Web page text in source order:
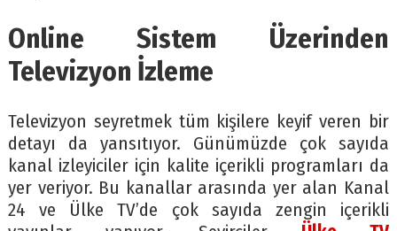
Online Sistem Üzerinden
Televizyon İzleme
Televizyon seyretmek tüm kişilere keyif veren bir
detayı da yansıtıyor. Günümüzde çok sayıda
kanal izleyiciler için kalite içerikli programları da
yer veriyor. Bu kanallar arasında yer alan Kanal
24 ve Ülke TV’de çok sayıda zengin içerikli